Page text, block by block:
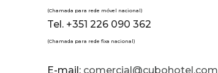
(Chamada para rede móvel nacional)
Tel. +351 226 090 362
(Chamada para rede fixa nacional)
E-mail: comercial@cubohotel.com